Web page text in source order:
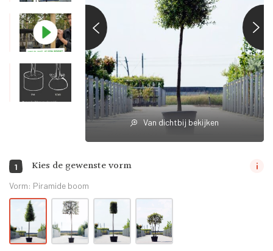
Van dichtbij bekijken
1 Kies de gewenste vorm
Vorm: Piramide boom